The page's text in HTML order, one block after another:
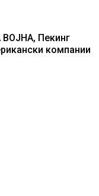
Пекинг
компании